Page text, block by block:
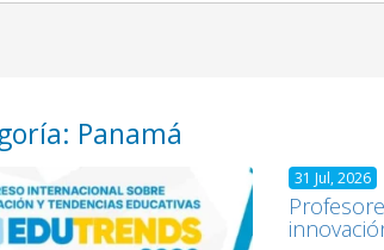
Panamá
31 Jul, 2026